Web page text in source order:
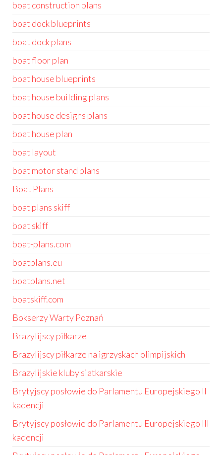
boat construction plans
boat dock blueprints
boat dock plans
boat floor plan
boat house blueprints
boat house building plans
boat house designs plans
boat house plan
boat layout
boat motor stand plans
Boat Plans
boat plans skiff
boat skiff
boat-plans.com
boatplans.eu
boatplans.net
boatskiff.com
Bokserzy Warty Poznań
Brazylijscy piłkarze
Brazylijscy piłkarze na igrzyskach olimpijskich
Brazylijskie kluby siatkarskie
Brytyjscy posłowie do Parlamentu Europejskiego II
kadencji
Brytyjscy posłowie do Parlamentu Europejskiego III
kadencji